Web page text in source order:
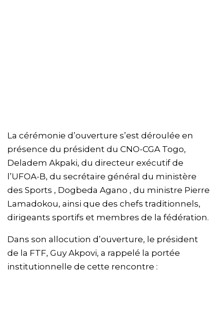
La cérémonie d’ouverture s’est déroulée en
présence du président du CNO-CGA Togo,
Deladem Akpaki, du directeur exécutif de
l’UFOA-B, du secrétaire général du ministère
des Sports , Dogbeda Agano , du ministre Pierre
Lamadokou, ainsi que des chefs traditionnels,
dirigeants sportifs et membres de la fédération.
Dans son allocution d’ouverture, le président
de la FTF, Guy Akpovi, a rappelé la portée
institutionnelle de cette rencontre :